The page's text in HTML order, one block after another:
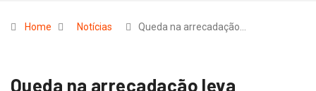
Home Notícias Queda na arrecadação…
Queda na arrecadação leva